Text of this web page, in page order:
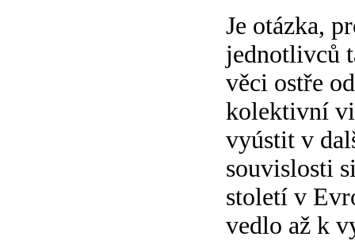
Je otázka,
jednotlivců
věci ostře
kolektivní
vyústit v
souvislosti
století v
vedlo až k